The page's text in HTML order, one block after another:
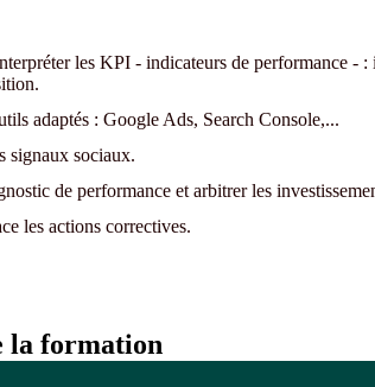
les KPI - indicateurs de performance -
adaptés : Google Ads, Search Console,...
signaux sociaux.
de performance et arbitrer les
les actions correctives.
la formation